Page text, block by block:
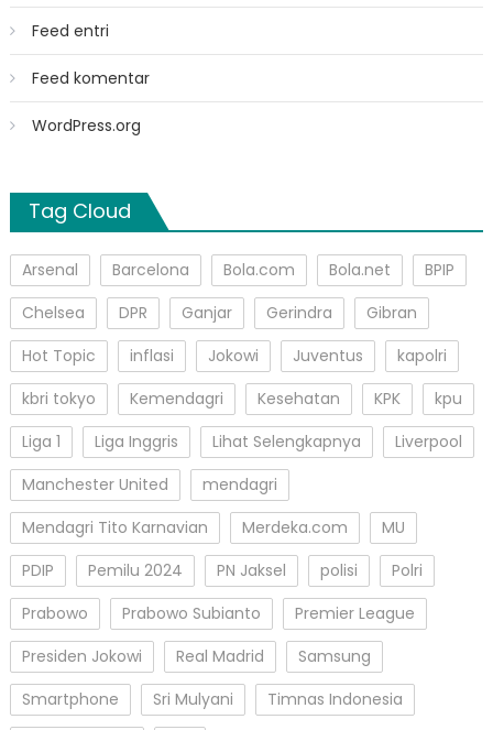
Feed entri
Feed komentar
WordPress.org
Tag Cloud
Arsenal Barcelona Bola.com Bola.net
BPIP
Chelsea
DPR Ganjar Gerindra
Gibran
Hot Topic
inflasi Jokowi Juventus
kapolri
kbri tokyo
Kemendagri Kesehatan KPK
kpu
Liga 1
Liga Inggris Lihat Selengkapnya
Liverpool
Manchester United
mendagri
Mendagri Tito Karnavian
Merdeka.com
MU
PDIP
Pemilu 2024 PN Jaksel polisi
Polri
Prabowo
Prabowo Subianto
Premier League
Presiden Jokowi
Real Madrid
Samsung
Smartphone
Sri Mulyani
Timnas Indonesia